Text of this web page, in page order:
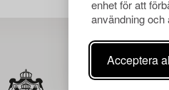
enhet för att
användning
Acceptera